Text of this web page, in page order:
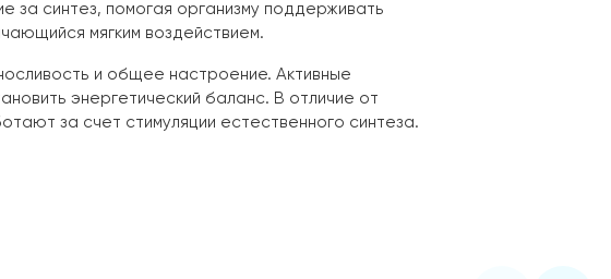
за синтез, помогая организму поддерживать
мягким воздействием.
и общее настроение. Активные
энергетический баланс. В отличие от
за счет стимуляции естественного синтеза.